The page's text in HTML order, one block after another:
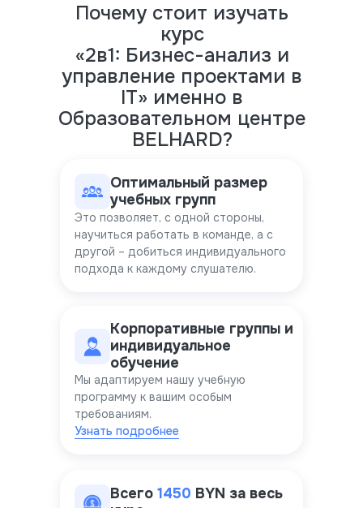
Всего 1450 BYN за весь
Корпоративные группы и
индивидуальное
обучение
Мы адаптируем нашу учебную
программу к вашим особым
требованиям.
Узнать подробнее
Оптимальный размер
учебных групп
Это позволяет, с одной стороны,
научиться работать в команде, а с
другой – добиться индивидуального
подхода к каждому слушателю.
Почему стоит изучать
курс
«2в1: Бизнес-анализ и
управление проектами в
IT» именно в
Образовательном центре
BELHARD?